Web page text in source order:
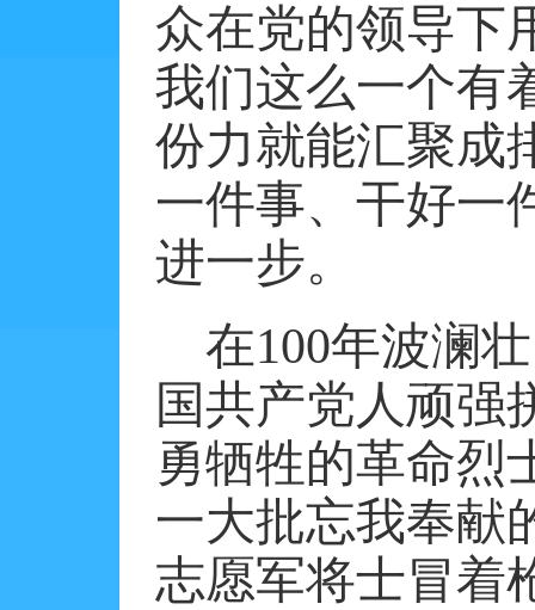
众在党的领导下
我们这么一个有
份力就能汇聚成
一件事、干好一
进一步。
在100年波澜
国共产党人顽强
勇牺牲的革命烈
一大批忘我奉献
志愿军将士冒着